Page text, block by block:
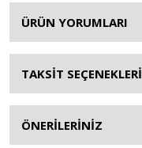
ÜRÜN YORUMLARI
TAKSİT SEÇENEKLERİ
ÖNERİLERİNİZ